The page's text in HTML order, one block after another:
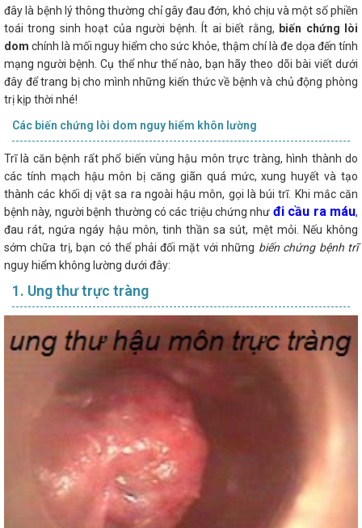
đây là bệnh lý thông thường chỉ gây đau đớn, khó chịu và một số phiền
toái trong sinh hoạt của người bệnh. Ít ai biết rằng, biến chứng lòi
dom chính là mối nguy hiểm cho sức khỏe, thậm chí là đe dọa đến tính
mạng người bệnh. Cụ thể như thế nào, bạn hãy theo dõi bài viết dưới
đây để trang bị cho mình những kiến thức về bệnh và chủ động phòng
trị kịp thời nhé!
Các biến chứng lòi dom nguy hiểm khôn lường
Trĩ là căn bệnh rất phổ biến vùng hậu môn trực tràng, hình thành do
các tính mạch hậu môn bị căng giãn quá mức, xung huyết và tạo
thành các khối dị vật sa ra ngoài hậu môn, gọi là búi trĩ. Khi mắc căn
bệnh này, người bệnh thường có các triệu chứng như đi cầu ra máu,
đau rát, ngứa ngáy hậu môn, tinh thần sa sút, mệt mỏi. Nếu không
sớm chữa trị, bạn có thể phải đối mặt với những biến chứng bệnh trĩ
nguy hiểm không lường dưới đây:
1. Ung thư trực tràng